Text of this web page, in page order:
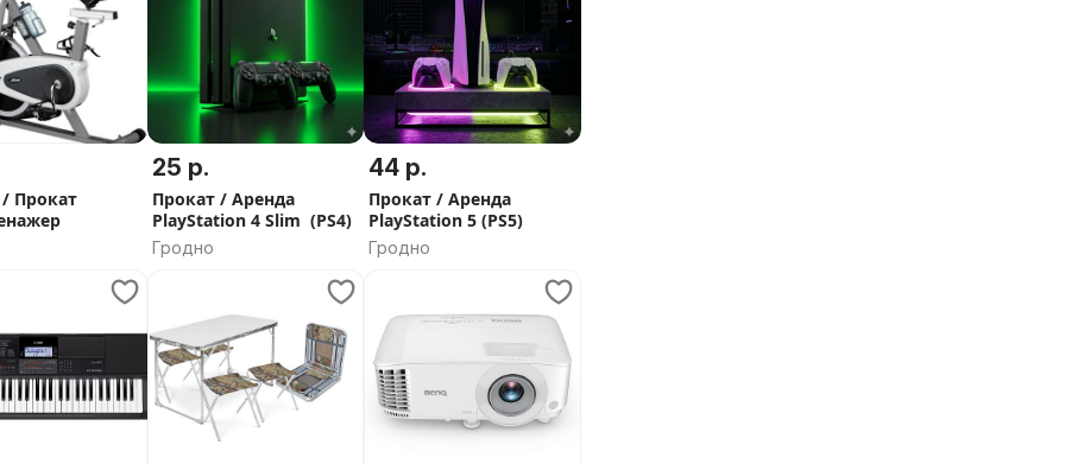
не менее 18 лет.
регистрацией в Гродно.
Прокат
25 р.
Прокат / Аренда
PlayStation 4 Slim (PS4)
Гродно
44 р.
Прокат / Аренда
PlayStation 5 (PS5)
Гродно